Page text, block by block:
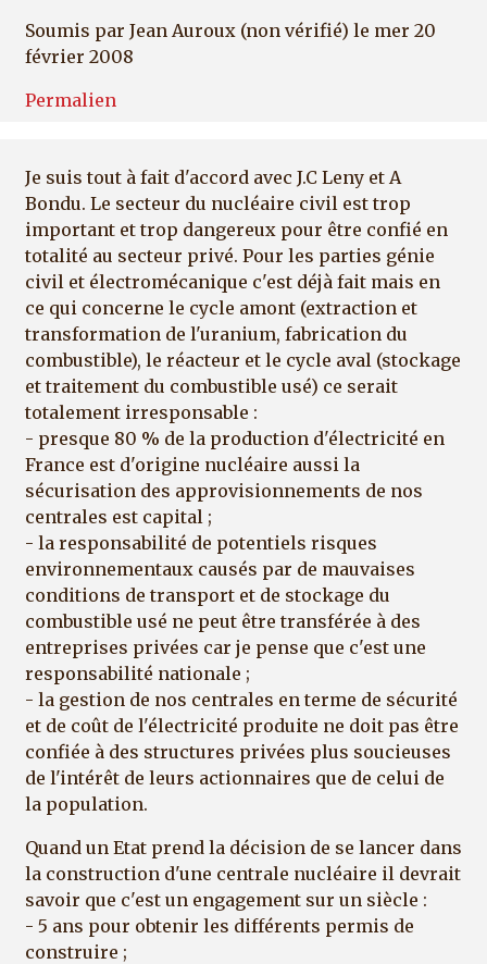
Soumis par Jean Auroux (non vérifié) le mer 20
février 2008
Permalien
Je suis tout à fait d'accord avec J.C Leny et A
Bondu. Le secteur du nucléaire civil est trop
important et trop dangereux pour être confié en
totalité au secteur privé. Pour les parties génie
civil et électromécanique c'est déjà fait mais en
ce qui concerne le cycle amont (extraction et
transformation de l'uranium, fabrication du
combustible), le réacteur et le cycle aval (stockage
et traitement du combustible usé) ce serait
totalement irresponsable :
- presque 80 % de la production d'électricité en
France est d'origine nucléaire aussi la
sécurisation des approvisionnements de nos
centrales est capital ;
- la responsabilité de potentiels risques
environnementaux causés par de mauvaises
conditions de transport et de stockage du
combustible usé ne peut être transférée à des
entreprises privées car je pense que c'est une
responsabilité nationale ;
- la gestion de nos centrales en terme de sécurité
et de coût de l'électricité produite ne doit pas être
confiée à des structures privées plus soucieuses
de l'intérêt de leurs actionnaires que de celui de
la population.
Quand un Etat prend la décision de se lancer dans
la construction d'une centrale nucléaire il devrait
savoir que c'est un engagement sur un siècle :
- 5 ans pour obtenir les différents permis de
construire ;